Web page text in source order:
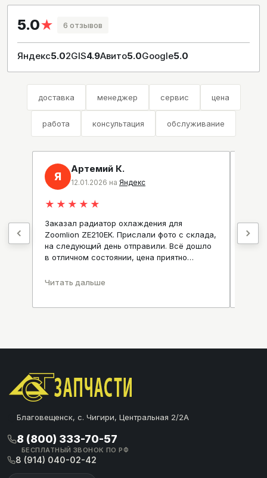
5.0★ 6 отзывов
Яндекс5.02GIS4.9Авито5.0Google5.0
доставка менеджер сервис цена
работа консультация обслуживание
Я
Артемий К.
12.01.2026 на Яндекс
★ ★ ★ ★ ★
Заказал радиатор охлаждения для
Zoomlion ZE210EK. Прислали фото с склада,
на следующий день отправили. Всё дошло
в отличном состоянии, цена приятно
Читать дальше
и
Благовещенск, с. Чигири, Центральная 2/2А
8 (800) 333-70-57
БЕСПЛАТНЫЙ ЗВОНОК ПО РФ
8 (914) 040-02-42